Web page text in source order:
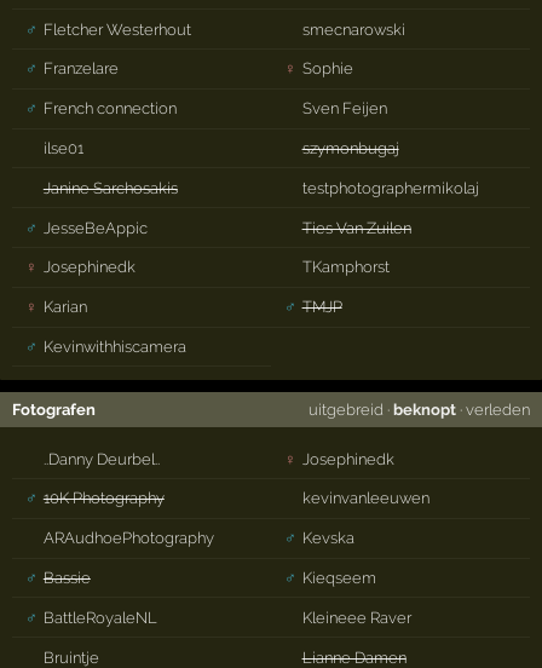
♂ Fletcher Westerhout
♂ Franzelare
♂ French connection
ilse01
Janine Sarchosakis
♂ JesseBeAppic
♀ Josephinedk
♀ Karian
♂ Kevinwithhiscamera
smecnarowski
♀ Sophie
Sven Feijen
szymonbugaj
testphotographermikolaj
Ties Van Zuilen
TKamphorst
♂ TMJP
Fotografen uitgebreid · beknopt· verleden
..Danny Deurbel..
♂ 10K Photography
ARAudhoePhotography
♂ Bassie
♂ BattleRoyaleNL
Bruintje
♀ Josephinedk
kevinvanleeuwen
♂ Kevska
♂ Kieqseem
Kleineee Raver
Lianne Damen